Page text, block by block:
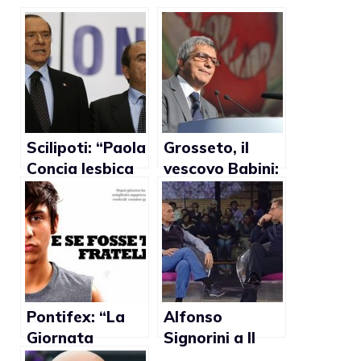
Scilipoti: “Paola
Concia lesbica
orgogliosa
come un ladro”
Grosseto, il
vescovo Babini:
“L’omosessualit
à è contro
natura, meglio
chi va con
l’altro sesso”
Pontifex: “La
Giornata
Alfonso
Signorini a Il